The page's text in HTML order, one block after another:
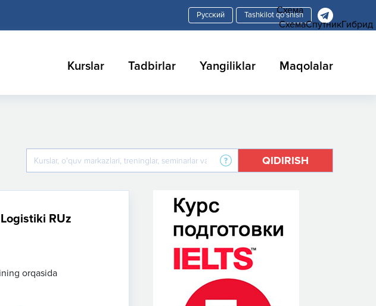
Tashkilot qo'shish
Kurslar Tadbirlar Yangiliklar Maqolalar
QIDIRISH
RUz
orqasida
Схема
СхемаСпутникГибрид